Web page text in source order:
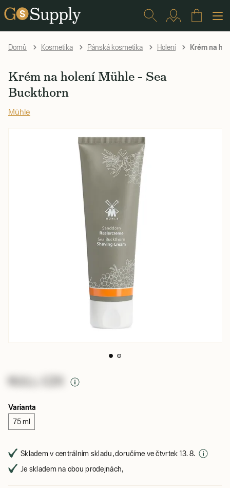
Domů Kosmetika Pánská kosmetika Holení Krém na
Krém na holení Mühle – Sea
Buckthorn
Mühle
NULL CZK
Varianta
75 ml
Skladem v centrálním skladu, doručíme ve čtvrtek 13. 8.
Je skladem na obou prodejnách,